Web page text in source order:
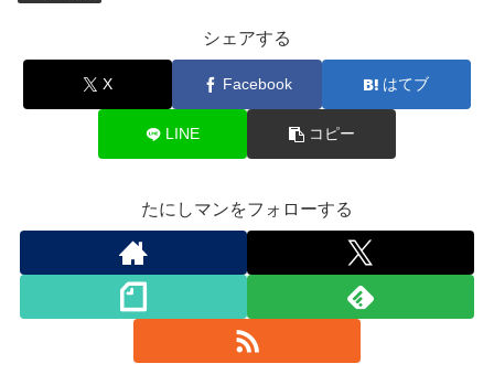
シェアする
X Facebook はてブ
LINE コピー
たにしマンをフォローする